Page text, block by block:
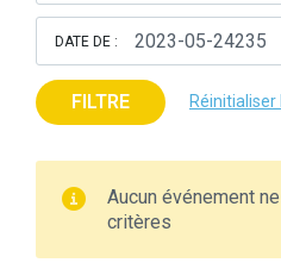
DATE DE :
FILTRE Réinitialiser
Aucun événement
critères